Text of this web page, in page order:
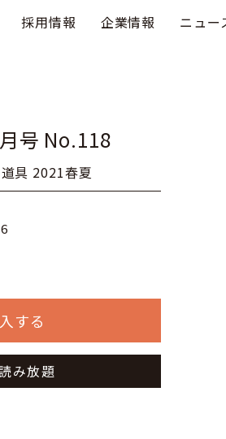
採用情報 企業情報 ニュー
号 No.118
具 2021春夏
する
み放題